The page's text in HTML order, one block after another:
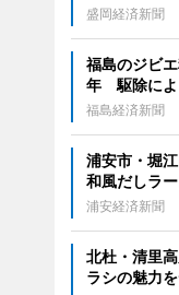
盛岡経済新聞
福島のジビ
年 駆除によ
福島経済新聞
浦安市・堀
和風だしラ
浦安経済新聞
北杜・清里
ラシの魅力